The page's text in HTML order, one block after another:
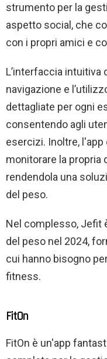
strumento per la
aspetto social, che
con i propri amici e
L’interfaccia intuitiva
navigazione e
dettagliate per ogni
consentendo agli
esercizi. Inoltre,
monitorare la propria
rendendola una
del peso.
Nel complesso, Jefit
del peso nel 2024,
cui hanno bisogno
fitness.
FitOn
FitOn è un'app